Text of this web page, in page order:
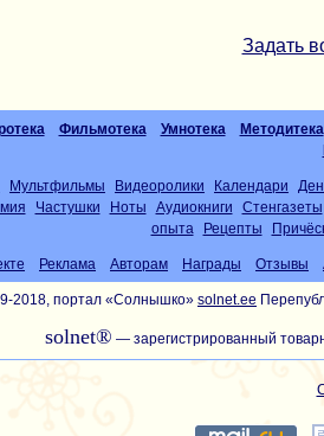
Задать
Фильмотека Умнотека
Методитека
Мультфильмы Видеоролики Календари
Частушки Ноты Аудиокниги
Стенгазеты
опыта
Рецепты
Реклама Авторам Награды Отзывы
2018, портал «Солнышко» solnet.ee
solnet® — зарегистрированный